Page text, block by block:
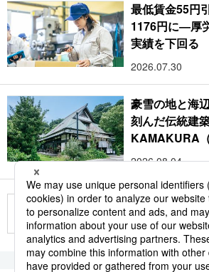
最低賃金55円
1176円に―厚
実績を下回る
2026.07.30
豪雪の地と海
刻んだ伝統建
KAMAKURA
2026.08.04
もっと見る